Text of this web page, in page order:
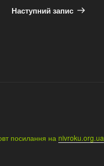
запис
Наступний запис
посилання на nivroku.org.ua